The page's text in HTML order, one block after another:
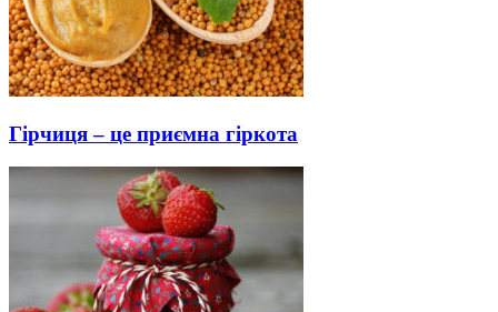
Гірчиця – це приємна гіркота